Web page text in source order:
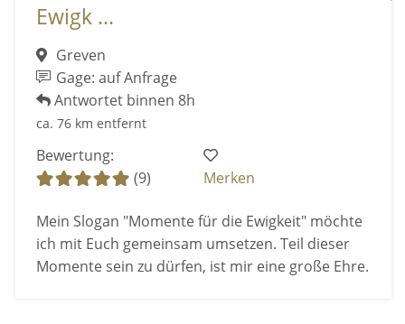
Ewigk ...
Greven
Gage: auf Anfrage
Antwortet binnen 8h
ca. 76 km entfernt
Bewertung:
(9)
Merken
Mein Slogan "Momente für die Ewigkeit" möchte
ich mit Euch gemeinsam umsetzen. Teil dieser
Momente sein zu dürfen, ist mir eine große Ehre.